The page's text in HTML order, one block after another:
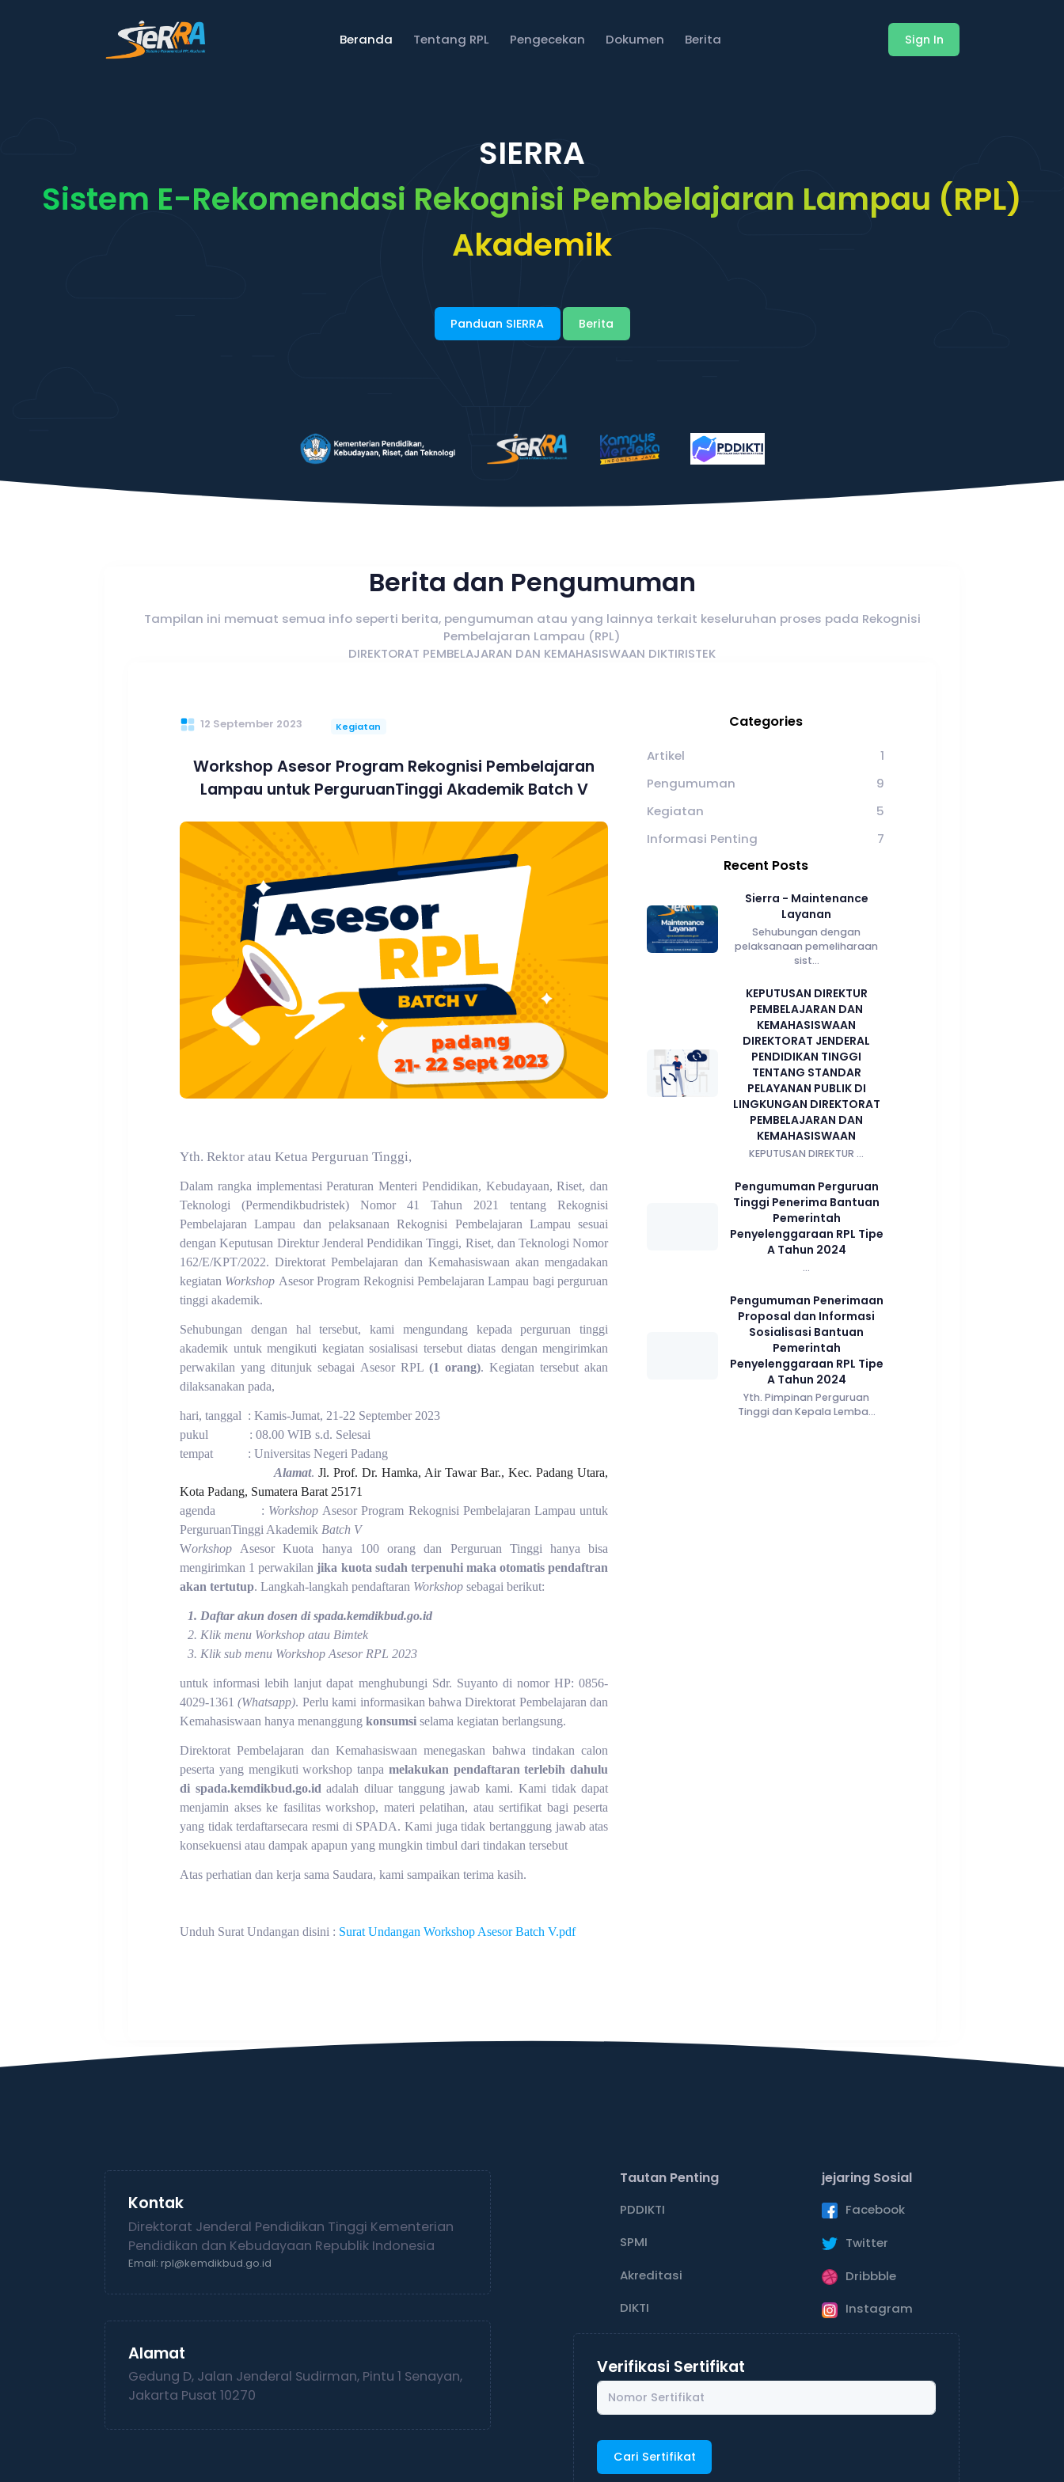
Beranda Tentang RPL Pengecekan Dokumen Berita Sign In
SIERRA
Sistem E-Rekomendasi Rekognisi Pembelajaran Lampau (RPL)
Akademik
Panduan SIERRA Berita
Berita dan Pengumuman
Tampilan ini memuat semua info seperti berita, pengumuman atau yang lainnya terkait keseluruhan proses pada Rekognisi
Pembelajaran Lampau (RPL)
DIREKTORAT PEMBELAJARAN DAN KEMAHASISWAAN DIKTIRISTEK
12 September 2023 Kegiatan
Workshop Asesor Program Rekognisi Pembelajaran
Lampau untuk PerguruanTinggi Akademik Batch V
Yth. Rektor atau Ketua Perguruan Tinggi,
Dalam rangka implementasi Peraturan Menteri Pendidikan, Kebudayaan, Riset, dan
Teknologi (Permendikbudristek) Nomor 41 Tahun 2021 tentang Rekognisi
Pembelajaran Lampau dan pelaksanaan Rekognisi Pembelajaran Lampau sesuai
dengan Keputusan Direktur Jenderal Pendidikan Tinggi, Riset, dan Teknologi Nomor
162/E/KPT/2022. Direktorat Pembelajaran dan Kemahasiswaan akan mengadakan
kegiatan Workshop Asesor Program Rekognisi Pembelajaran Lampau bagi perguruan
tinggi akademik.
Sehubungan dengan hal tersebut, kami mengundang kepada perguruan tinggi
akademik untuk mengikuti kegiatan sosialisasi tersebut diatas dengan mengirimkan
perwakilan yang ditunjuk sebagai Asesor RPL (1 orang). Kegiatan tersebut akan
dilaksanakan pada,
hari, tanggal : Kamis-Jumat, 21-22 September 2023
pukul : 08.00 WIB s.d. Selesai
tempat : Universitas Negeri Padang
Alamat.Jl. Prof. Dr. Hamka, Air Tawar Bar., Kec. Padang Utara,
Kota Padang, Sumatera Barat 25171
agenda : Workshop Asesor Program Rekognisi Pembelajaran Lampau untuk
PerguruanTinggi Akademik Batch V
Workshop Asesor Kuota hanya 100 orang dan Perguruan Tinggi hanya bisa
mengirimkan 1 perwakilan jika kuota sudah terpenuhi maka otomatis pendaftran
akan tertutup. Langkah-langkah pendaftaran Workshop sebagai berikut:
Daftar akun dosen dispada.kemdikbud.go.id
Klik menu Workshop atau Bimtek
Klik sub menu Workshop Asesor RPL 2023
untuk informasi lebih lanjut dapat menghubungi Sdr. Suyanto di nomor HP: 0856-
4029-1361(Whatsapp). Perlu kami informasikan bahwa Direktorat Pembelajaran dan
Kemahasiswaan hanya menanggung konsumsi selama kegiatan berlangsung.
Direktorat Pembelajaran dan Kemahasiswaan menegaskan bahwa tindakan calon
peserta yang mengikuti workshop tanpa melakukan pendaftaran terlebih dahulu
di spada.kemdikbud.go.idadalah diluar tanggung jawab kami. Kami tidak dapat
menjamin akses ke fasilitas workshop, materi pelatihan, atau sertifikat bagi peserta
yang tidak terdaftarsecara resmi di SPADA. Kami juga tidak bertanggung jawab atas
konsekuensi atau dampak apapun yang mungkin timbul dari tindakan tersebut
Atas perhatian dan kerja sama Saudara, kami sampaikan terima kasih.
Unduh Surat Undangan disini : Surat Undangan Workshop Asesor Batch V.pdf
Categories
Artikel
1
Pengumuman
9
Kegiatan
5
Informasi Penting
7
Recent Posts
Sierra - Maintenance
Layanan
Sehubungan dengan
pelaksanaan pemeliharaan
sist...
KEPUTUSAN DIREKTUR
PEMBELAJARAN DAN
KEMAHASISWAAN
DIREKTORAT JENDERAL
PENDIDIKAN TINGGI
TENTANG STANDAR
PELAYANAN PUBLIK DI
LINGKUNGAN DIREKTORAT
PEMBELAJARAN DAN
KEMAHASISWAAN
KEPUTUSAN DIREKTUR ...
Pengumuman Perguruan
Tinggi Penerima Bantuan
Pemerintah
Penyelenggaraan RPL Tipe
A Tahun 2024
...
Pengumuman Penerimaan
Proposal dan Informasi
Sosialisasi Bantuan
Pemerintah
Penyelenggaraan RPL Tipe
A Tahun 2024
Yth. Pimpinan Perguruan
Tinggi dan Kepala Lemba...
Kontak
Direktorat Jenderal Pendidikan Tinggi Kementerian
Pendidikan dan Kebudayaan Republik Indonesia
Email: rpl@kemdikbud.go.id
Alamat
Gedung D, Jalan Jenderal Sudirman, Pintu 1 Senayan,
Jakarta Pusat 10270
Tautan Penting
PDDIKTI
SPMI
Akreditasi
DIKTI
jejaring Sosial
Facebook
Twitter
Dribbble
Instagram
Verifikasi Sertifikat
Cari Sertifikat